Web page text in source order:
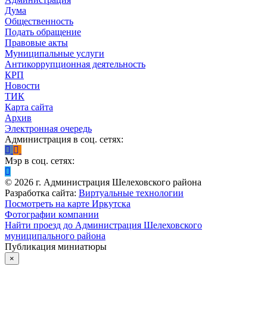
Дума
Общественность
Подать обращение
Правовые акты
Муниципальные услуги
Антикоррупционная деятельность
КРП
Новости
ТИК
Карта сайта
Архив
Электронная очередь
Администрация в соц. сетях:
Мэр в соц. сетях:
© 2026 г. Администрация Шелеховского района
Разработка сайта: Виртуальные технологии
Посмотреть на карте Иркутска
Фотографии компании
Найти проезд до Администрация Шелеховского
муниципального района
Публикация миниатюры
×